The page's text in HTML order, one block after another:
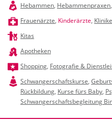
Hebammen, Hebammenpraxen,
Frauenärzte, Kinderärzte,
Kitas
Apotheken
Shopping, Fotografie &
Schwangerschaftskurse,
Rückbildung, Kurse fürs Baby,
Schwangerschaftsbegleitung